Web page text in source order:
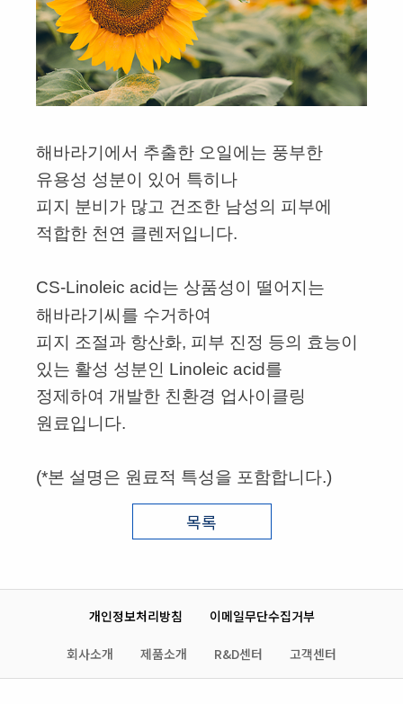
해바라기에서 추출한 오일에는 풍부한
유용성 성분이 있어 특히나
피지 분비가 많고 건조한 남성의 피부에
적합한 천연 클렌저입니다.
CS-Linoleic acid는 상품성이 떨어지는
해바라기씨를 수거하여
피지 조절과 항산화, 피부 진정 등의 효능이
있는 활성 성분인 Linoleic acid를
정제하여 개발한 친환경 업사이클링
원료입니다.
(*본 설명은 원료적 특성을 포함합니다.)
목록
개인정보처리방침 이메일무단수집거부
회사소개 제품소개 R&D센터 고객센터